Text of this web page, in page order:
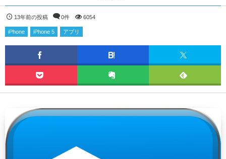
13年前の投稿 0件 6054
iPhone iPhone 5 アプリ